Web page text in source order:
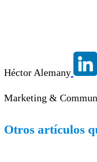
Héctor Alemany
Marketing &
Otros artículos